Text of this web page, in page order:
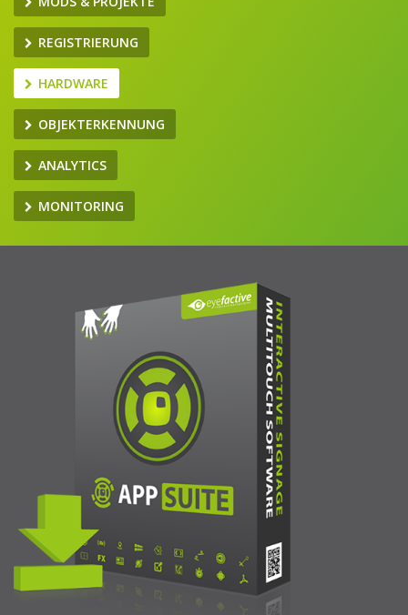
REGISTRIERUNG
HARDWARE
OBJEKTERKENNUNG
ANALYTICS
MONITORING